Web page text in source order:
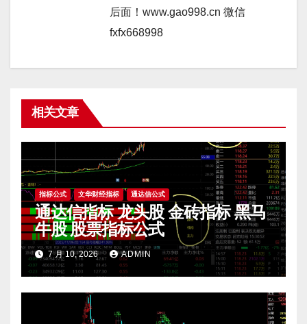
后面！www.gao998.cn 微信
fxfx668998
相关文章
指标公式 文华财经指标 通达信公式
通达信指标 龙头股 金砖指标 黑马
牛股 股票指标公式
7 月 10, 2026 ADMIN